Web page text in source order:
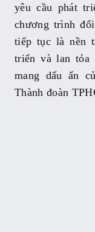
yêu cầu phát
chương trình
tiếp tục là nền
triển và lan tỏa
mang dấu ấn
Thành đoàn